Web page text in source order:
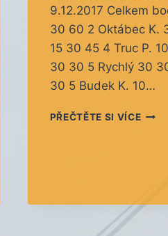
9.12.2017 Celkem
30 60 2 Oktábec K.
15 30 45 4 Truc P.
30 30 5 Rychlý 30
30 5 Budek K. 10…
PŘEČTĚTE SI VÍCE